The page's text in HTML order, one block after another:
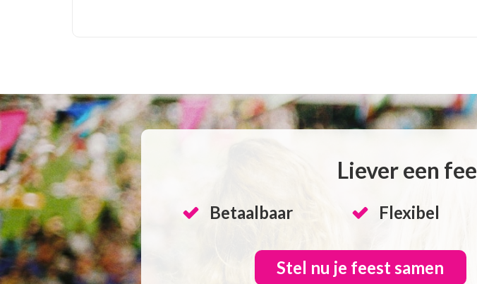
Liever een
Betaalbaar Flexibel
Stel nu je feest samen